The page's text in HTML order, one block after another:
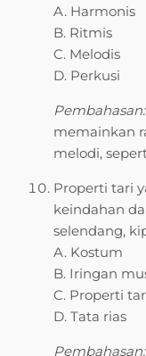
A. Harmonis
B. Ritmis
C. Melodis
D. Perkusi
Pembahasan:
memainkan
melodi,
Properti tari
keindahan
selendang,
A. Kostum
B. Iringan
C. Properti
D. Tata rias
Pembahasan: